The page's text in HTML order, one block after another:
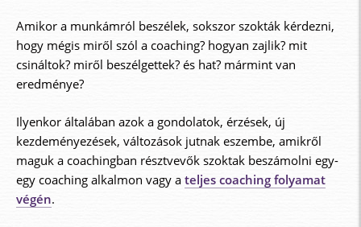
Amikor a munkámról beszélek, sokszor szokták kérdezni,
hogy mégis miről szól a coaching? hogyan zajlik? mit
csináltok? miről beszélgettek? és hat? mármint van
eredménye?
Ilyenkor általában azok a gondolatok, érzések, új
kezdeményezések, változások jutnak eszembe, amikről
maguk a coachingban résztvevők szoktak beszámolni egy-
egy coaching alkalmon vagy a teljes coaching folyamat
végén.